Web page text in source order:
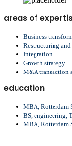
areas of
Business
Restructuring
Integration
Growth strategy
M&A transaction
education
MBA, Rotterdam
BS, engineering,
MBA, Rotterdam